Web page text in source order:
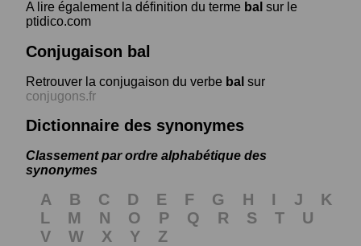
A lire également la définition du terme bal sur le
ptidico.com
Conjugaison bal
Retrouver la conjugaison du verbe bal sur
conjugons.fr
Dictionnaire des synonymes
Classement par ordre alphabétique des
synonymes
A B C D E F G H I J
K
L
M N O P Q R S T
U
V
W X Y
Z